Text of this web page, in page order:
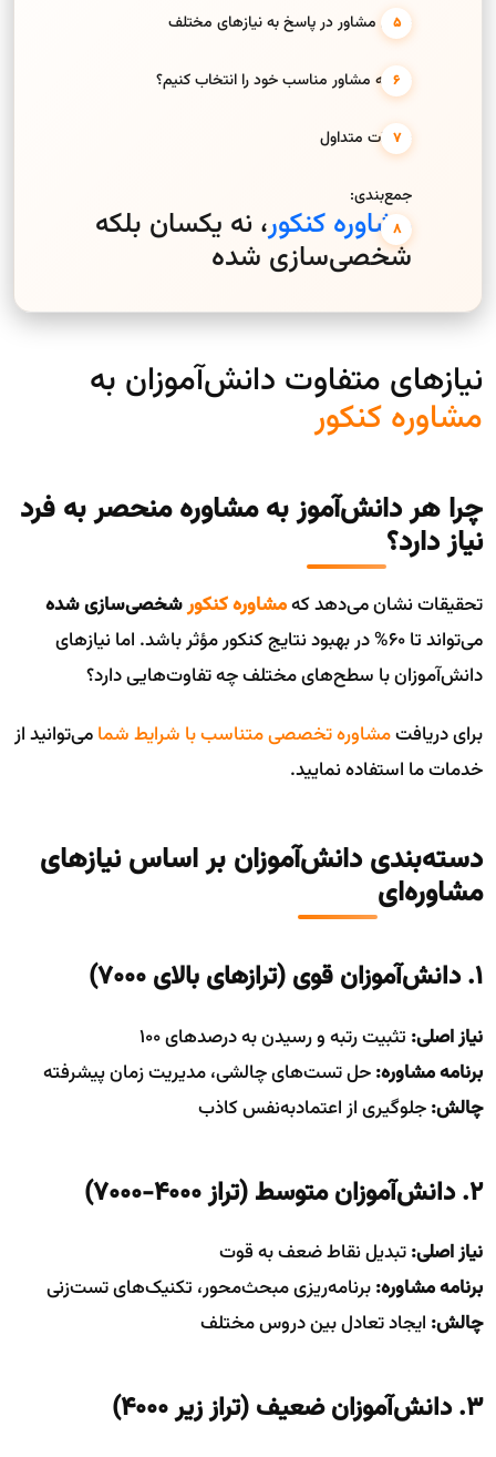
نقش مشاور در پاسخ به نیازهای مختلف
چگونه مشاور مناسب خود را انتخاب کنیم؟
سوالات متداول
جمع‌بندی:
مشاوره کنکور، نه یکسان بلکه
شخصی‌سازی شده
نیازهای متفاوت دانش‌آموزان به
مشاوره کنکور
چرا هر دانش‌آموز به مشاوره منحصر به فرد
نیاز دارد؟
تحقیقات نشان می‌دهد کهمشاوره کنکورشخصی‌سازی شده
می‌تواند تا 60% در بهبود نتایج کنکور مؤثر باشد. اما نیازهای
دانش‌آموزان با سطح‌های مختلف چه تفاوت‌هایی دارد؟
برای دریافتمشاوره تخصصی متناسب با شرایط شمامی‌توانید از
خدمات ما استفاده نمایید.
دسته‌بندی دانش‌آموزان بر اساس نیازهای
مشاوره‌ای
1. دانش‌آموزان قوی (ترازهای بالای 7000)
نیاز اصلی: تثبیت رتبه و رسیدن به درصدهای 100
برنامه مشاوره:حل تست‌های چالشی، مدیریت زمان پیشرفته
چالش:جلوگیری از اعتمادبه‌نفس کاذب
2. دانش‌آموزان متوسط (تراز 4000-7000)
نیاز اصلی:تبدیل نقاط ضعف به قوت
برنامه مشاوره:برنامه‌ریزی مبحث‌محور، تکنیک‌های تست‌زنی
چالش: ایجاد تعادل بین دروس مختلف
3. دانش‌آموزان ضعیف (تراز زیر 4000)